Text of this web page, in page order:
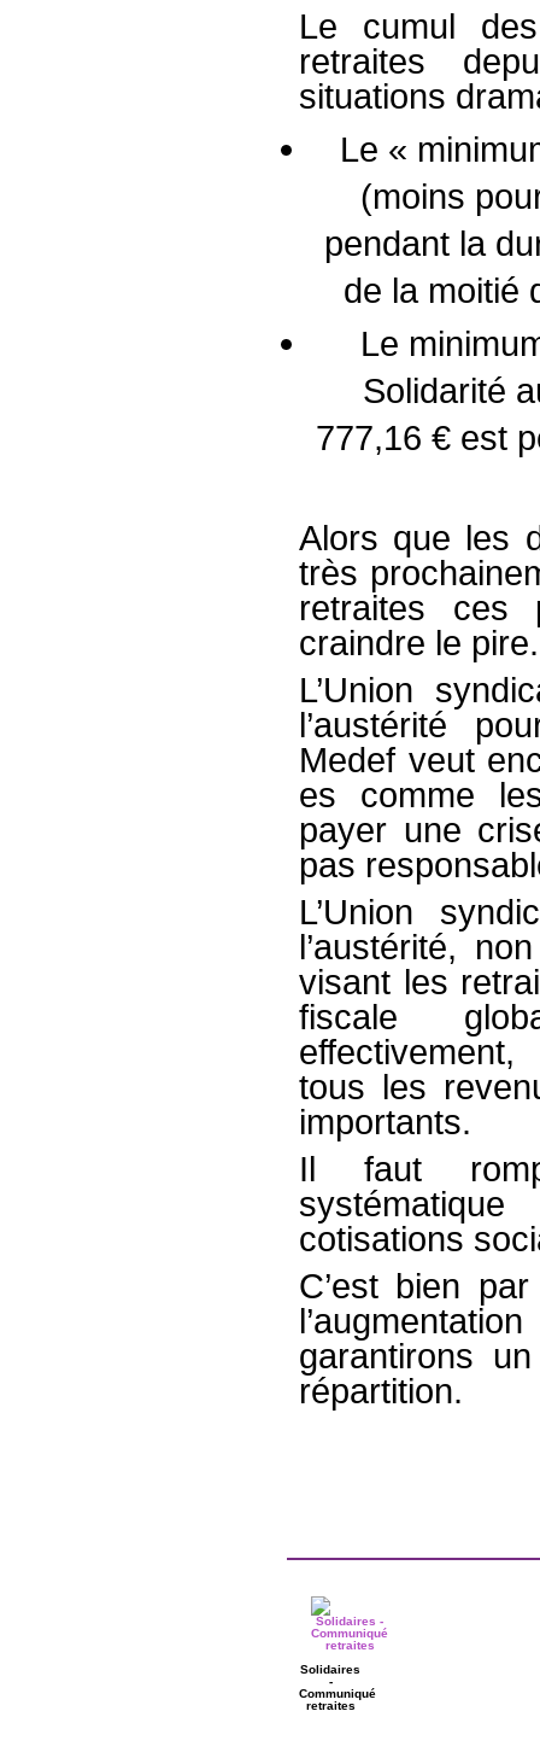
Le cumul
retraites
situations
Le «
(moins
pendant la
de la moitié
Le
Solidarité
777,16 € est
Alors que les
très
retraites ces
craindre le pire.
L’Union
l’austérité
Medef veut
es comme
payer une
pas
L’Union
l’austérité,
visant les
fiscale
tous les
importants.
Il faut
cotisations
C’est bien
garantirons
répartition.
Solidaires
-
Communiqué
retraites